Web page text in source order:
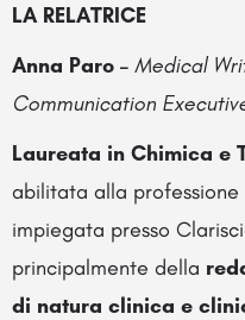
LA RELATRICE
Anna Paro – Medical
Communication
Laureata in Chimica e
abilitata alla
impiegata presso
principalmente della
di natura clinica e